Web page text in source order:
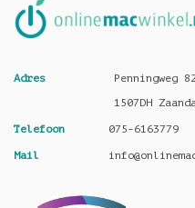
Adres
Penningweg
1507DH
Telefoon 075-6163779
Mail